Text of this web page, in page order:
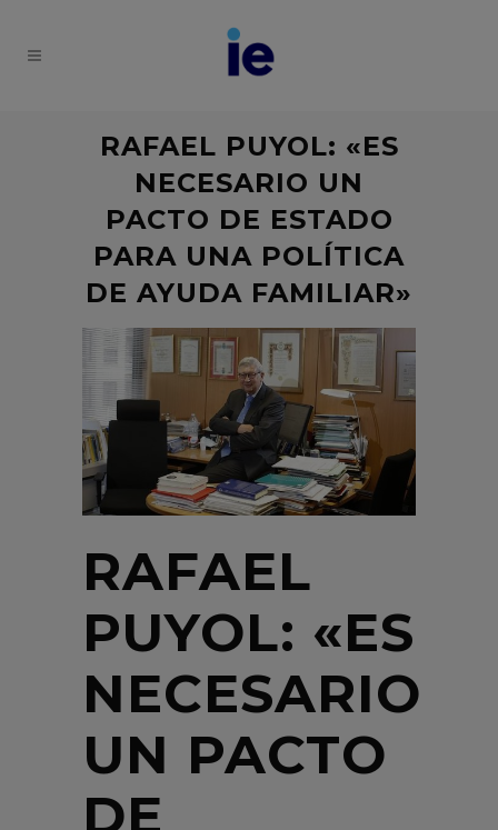
RAFAEL PUYOL: «ES
NECESARIO UN
PACTO DE ESTADO
PARA UNA POLÍTICA
DE AYUDA FAMILIAR»
RAFAEL
PUYOL: «ES
NECESARIO
UN PACTO
DE